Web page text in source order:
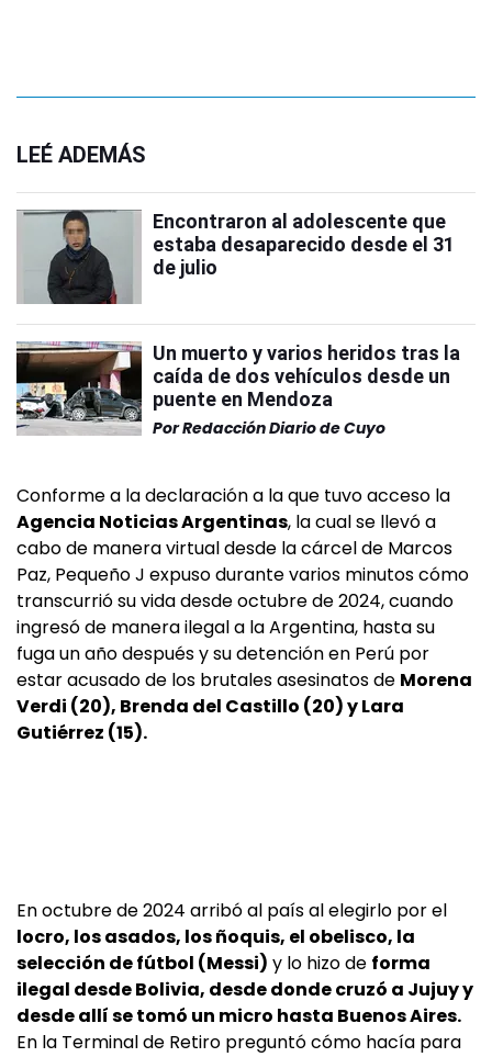
LEÉ ADEMÁS
Encontraron al adolescente que
estaba desaparecido desde el 31
de julio
Un muerto y varios heridos tras la
caída de dos vehículos desde un
puente en Mendoza
PorRedacción Diario de Cuyo
Conforme a la declaración a la que tuvo acceso la
Agencia Noticias Argentinas, la cual se llevó a
cabo de manera virtual desde la cárcel de Marcos
Paz, Pequeño J expuso durante varios minutos cómo
transcurrió su vida desde octubre de 2024, cuando
ingresó de manera ilegal a la Argentina, hasta su
fuga un año después y su detención en Perú por
estar acusado de los brutales asesinatos de Morena
Verdi (20), Brenda del Castillo (20) y Lara
Gutiérrez (15).
En octubre de 2024 arribó al país al elegirlo por el
locro, los asados, los ñoquis, el obelisco, la
selección de fútbol (Messi) y lo hizo de forma
ilegal desde Bolivia, desde donde cruzó a Jujuy y
desde allí se tomó un micro hasta Buenos Aires.
En la Terminal de Retiro preguntó cómo hacía para